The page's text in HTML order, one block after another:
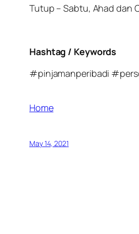
Tutup – Sabtu, Ahad dan
Hashtag / Keywords
#pinjamanperibadi
Home
May 14, 2021